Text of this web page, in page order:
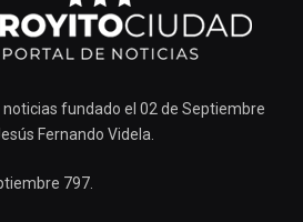
fundado el 02 de Septiembre
Fernando Videla.
797.